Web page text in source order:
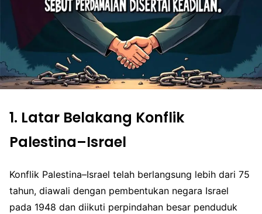
1. Latar Belakang Konflik
Palestina–Israel
Konflik Palestina–Israel telah berlangsung lebih dari 75
tahun, diawali dengan pembentukan negara Israel
pada 1948 dan diikuti perpindahan besar penduduk